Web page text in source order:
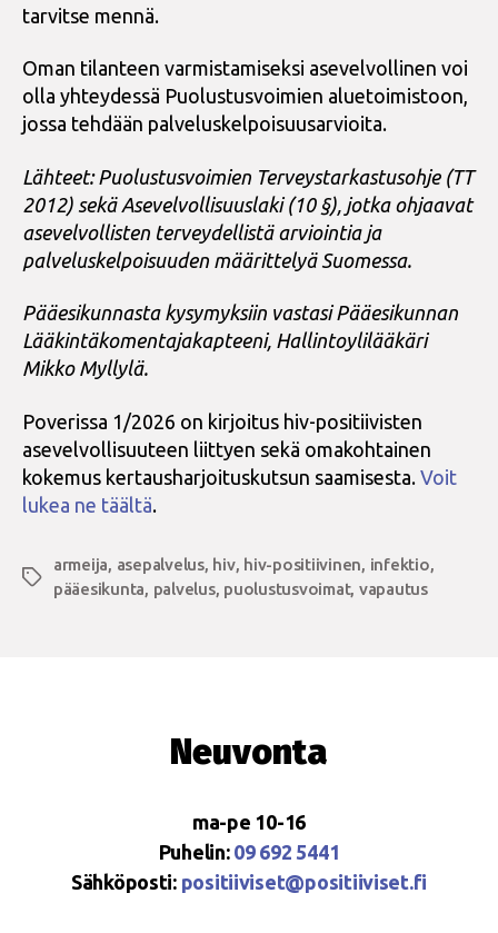
tarvitse mennä.
Oman tilanteen varmistamiseksi asevelvollinen voi
olla yhteydessä Puolustusvoimien aluetoimistoon,
jossa tehdään palveluskelpoisuusarvioita.
Lähteet: Puolustusvoimien Terveystarkastusohje (TT
2012) sekä Asevelvollisuuslaki (10 §), jotka ohjaavat
asevelvollisten terveydellistä arviointia ja
palveluskelpoisuuden määrittelyä Suomessa.
Pääesikunnasta kysymyksiin vastasi Pääesikunnan
Lääkintäkomentajakapteeni, Hallintoylilääkäri
Mikko Myllylä.
Poverissa 1/2026 on kirjoitus hiv-positiivisten
asevelvollisuuteen liittyen sekä omakohtainen
kokemus kertausharjoituskutsun saamisesta. Voit
lukea ne täältä.
Avainsanat
armeija, asepalvelus, hiv, hiv-positiivinen, infektio,
pääesikunta, palvelus, puolustusvoimat, vapautus
Neuvonta
ma-pe 10-16
Puhelin: 09 692 5441
Sähköposti: positiiviset@positiiviset.fi